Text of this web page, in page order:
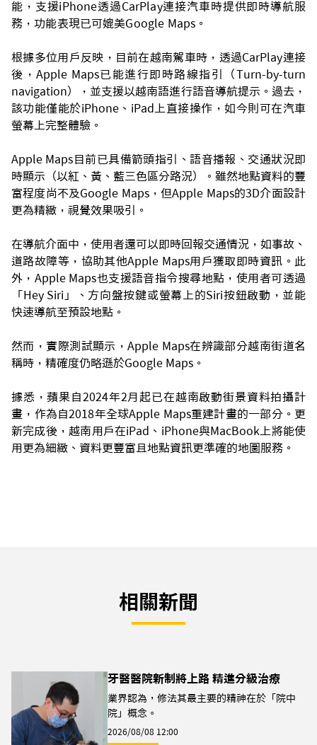
能，支援iPhone透過CarPlay連接汽車時提供即時導航服
務，功能表現已可媲美Google Maps。
根據多位用戶反映，目前在越南駕車時，透過CarPlay連接
後，Apple Maps已能進行即時路線指引（Turn-by-turn
navigation），並支援以越南語進行語音導航提示。過去，
該功能僅能於iPhone、iPad上直接操作，如今則可在汽車
螢幕上完整體驗。
Apple Maps目前已具備箭頭指引、語音播報、交通狀況即
時顯示（以紅、黃、藍三色區分路況）。雖然地點資料的豐
富程度尚不及Google Maps，但Apple Maps的3D介面設計
更為精緻，視覺效果吸引。
在導航介面中，使用者還可以即時回報交通情況，如事故、
道路故障等，協助其他Apple Maps用戶獲取即時資訊。此
外，Apple Maps也支援語音指令搜尋地點，使用者可透過
「Hey Siri」、方向盤按鍵或螢幕上的Siri按鈕啟動，並能
快速導航至預設地點。
然而，實際測試顯示，Apple Maps在辨識部分越南街道名
稱時，精確度仍略遜於Google Maps。
據悉，蘋果自2024年2月起已在越南啟動街景資料拍攝計
畫，作為自2018年全球Apple Maps重建計畫的一部分。更
新完成後，越南用戶在iPad、iPhone與MacBook上將能使
用更為細緻、資料更豐富且地點資訊更準確的地圖服務。
相關新聞
牙醫醫院新制將上路 精進分級治療
業界認為，修法其最主要的精神在於「院中
院」概念。
2026/08/08 12:00